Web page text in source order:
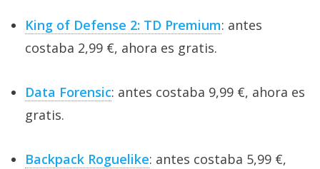
King of Defense 2: TD Premium: antes
costaba 2,99 €, ahora es gratis.
Data Forensic: antes costaba 9,99 €, ahora es
gratis.
Backpack Roguelike: antes costaba 5,99 €,